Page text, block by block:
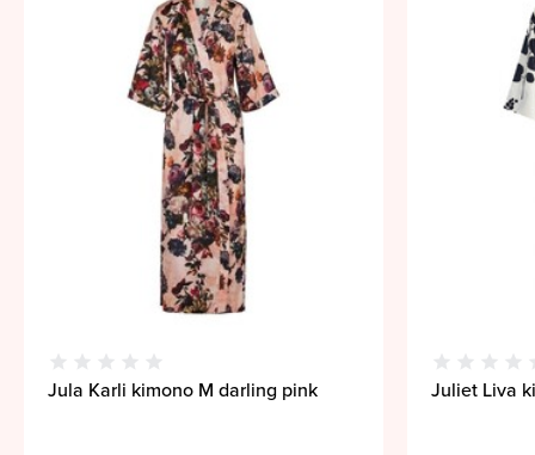
Jula Karli kimono M darling pink Juliet Liva